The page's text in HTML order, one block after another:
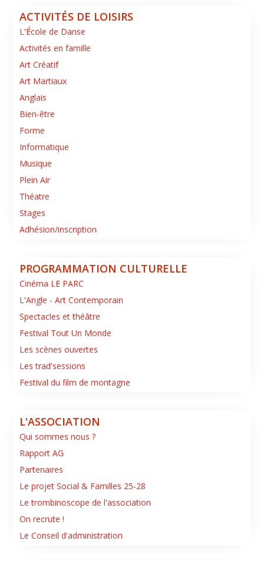
ACTIVITÉS DE LOISIRS
L'École de Danse
Activités en famille
Art Créatif
Art Martiaux
Anglais
Bien-être
Forme
Informatique
Musique
Plein Air
Théatre
Stages
Adhésion/inscription
PROGRAMMATION CULTURELLE
Cinéma LE PARC
L'Angle - Art Contemporain
Spectacles et théâtre
Festival Tout Un Monde
Les scènes ouvertes
Les trad'sessions
Festival du film de montagne
L'ASSOCIATION
Qui sommes nous ?
Rapport AG
Partenaires
Le projet Social & Familles 25-28
Le trombinoscope de l'association
On recrute !
Le Conseil d'administration